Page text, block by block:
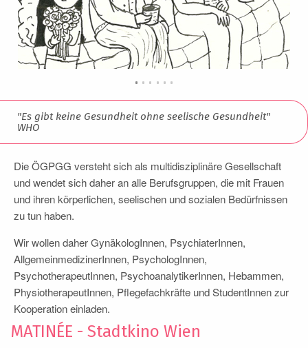
"Es gibt keine Gesundheit ohne seelische Gesundheit"
WHO
Die ÖGPGG versteht sich als multidisziplinäre Gesellschaft
und wendet sich daher an alle Berufsgruppen, die mit Frauen
und ihren körperlichen, seelischen und sozialen Bedürfnissen
zu tun haben.
Wir wollen daherGynäkologInnen, PsychiaterInnen,
AllgemeinmedizinerInnen, PsychologInnen,
PsychotherapeutInnen, PsychoanalytikerInnen, Hebammen,
PhysiotherapeutInnen, Pflegefachkräfte und StudentInnen zur
Kooperation einladen.
MATINÉE - Stadtkino Wien